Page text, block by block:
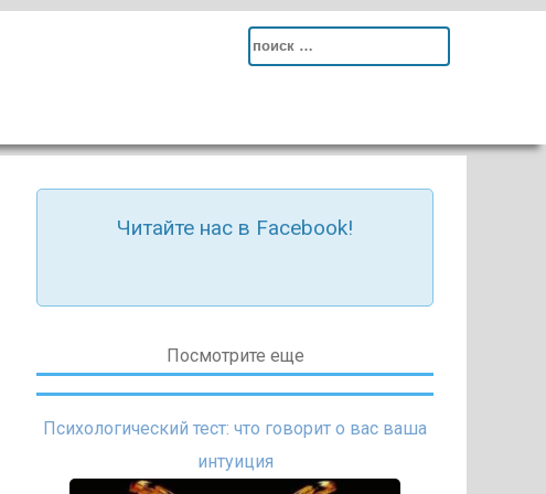
Search
Читайте нас в Facebook!
Посмотрите еще
Психологический тест: что говорит о вас ваша
интуиция